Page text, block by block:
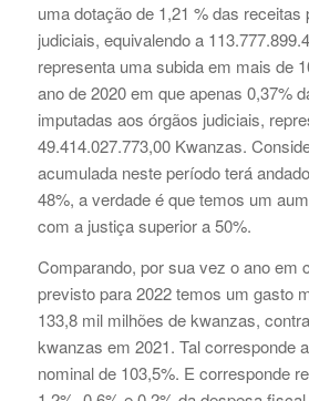
uma dotação de 1,21 % das receitas
judiciais, equivalendo a
representa uma subida em mais de
ano de 2020 em que apenas 0,37%
imputadas aos órgãos judiciais,
49.414.027.773,00 Kwanzas.
acumulada neste período terá
48%, a verdade é que temos um
com a justiça superior a 50%.
Comparando, por sua vez o ano em
previsto para 2022 temos um gasto
133,8 mil milhões de kwanzas,
kwanzas em 2021. Tal corresponde
nominal de 103,5%. E corresponde